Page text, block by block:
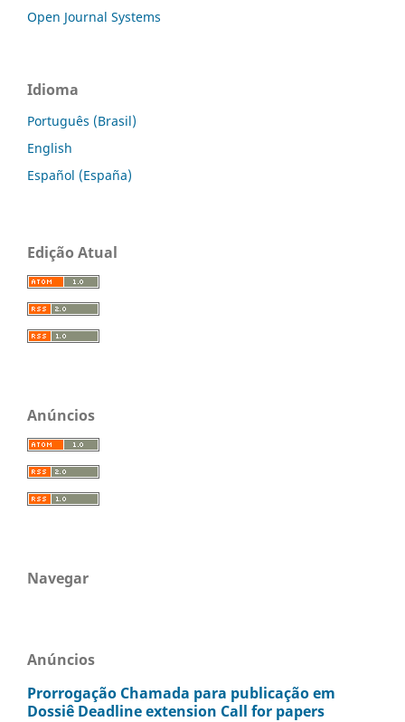
Open Journal Systems
Idioma
Português (Brasil)
English
Español (España)
Edição Atual
Anúncios
Navegar
Anúncios
Prorrogação Chamada para publicação em
Dossiê Deadline extension Call for papers